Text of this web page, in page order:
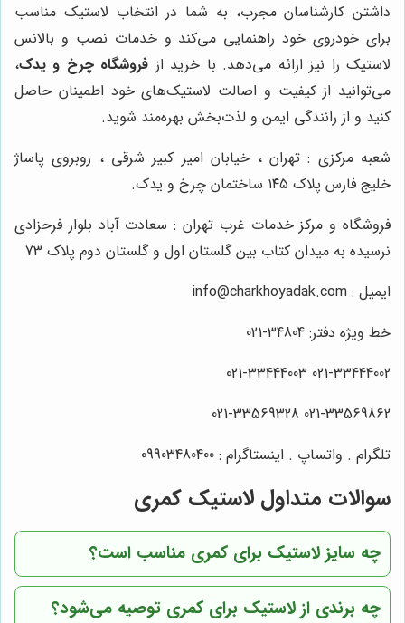
داشتن کارشناسان مجرب، به شما در انتخاب لاستیک مناسب
برای خودروی خود راهنمایی می‌کند و خدمات نصب و بالانس
لاستیک را نیز ارائه می‌دهد. با خرید از فروشگاه چرخ و یدک،
می‌توانید از کیفیت و اصالت لاستیک‌های خود اطمینان حاصل
کنید و از رانندگی ایمن و لذت‌بخش بهره‌مند شوید.
شعبه مرکزی : تهران ، خیابان امیر کبیر شرقی ، روبروی پاساژ
خلیج فارس پلاک ۱۴۵ ساختمان چرخ و یدک.
فروشگاه و مرکز خدمات غرب تهران : سعادت آباد بلوار فرحزادی
نرسیده به میدان کتاب بین گلستان اول و گلستان دوم پلاک 73
ایمیل : info@charkhoyadak.com
خط ویژه دفتر: 34804-021
021-33444002 021-33444003
021-33569862 021-33569328
تلگرام . واتساپ . اینستاگرام : 09903480400
سوالات متداول لاستیک کمری
چه سایز لاستیک برای کمری مناسب است؟
چه برندی از لاستیک برای کمری توصیه می‌شود؟